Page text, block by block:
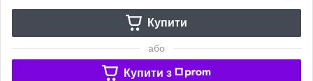
Купити
або
Купити з